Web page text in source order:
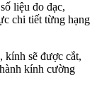
liệu đo đạc,
chi tiết từng hạng
kính sẽ được cắt,
kính cường